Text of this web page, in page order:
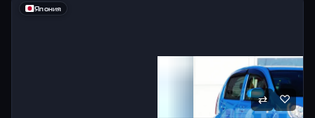
Япония
⇄ ♡